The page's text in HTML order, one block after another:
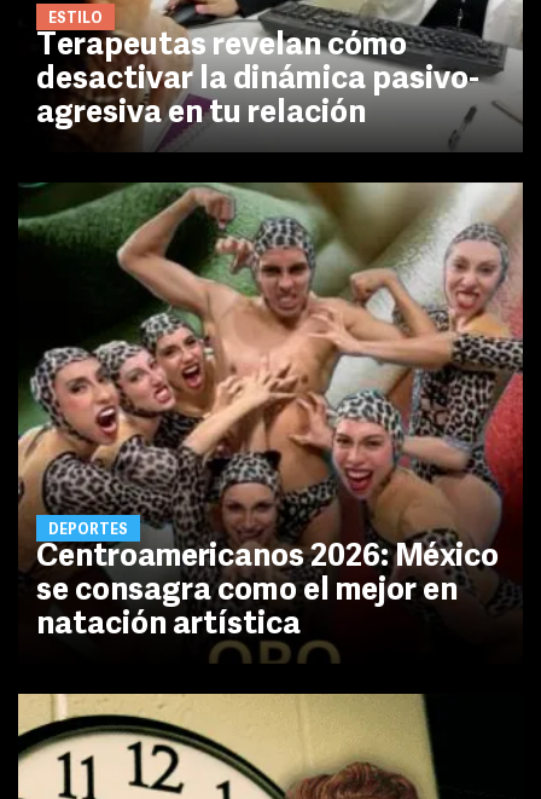
ESTILO
Terapeutas revelan cómo
desactivar la dinámica pasivo-
agresiva en tu relación
DEPORTES
Centroamericanos 2026: México
se consagra como el mejor en
natación artística